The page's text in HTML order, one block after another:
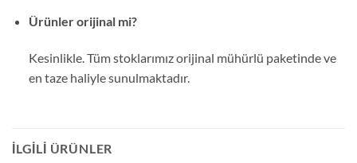
Ürünler orijinal mi?
Kesinlikle. Tüm stoklarımız orijinal mühürlü paketinde ve
en taze haliyle sunulmaktadır.
İLGILI ÜRÜNLER